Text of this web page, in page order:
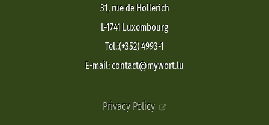
31, rue de Hollerich
L-1741 Luxembourg
Tel.:(+352) 4993-1
E-mail: contact@mywort.lu
Privacy Policy